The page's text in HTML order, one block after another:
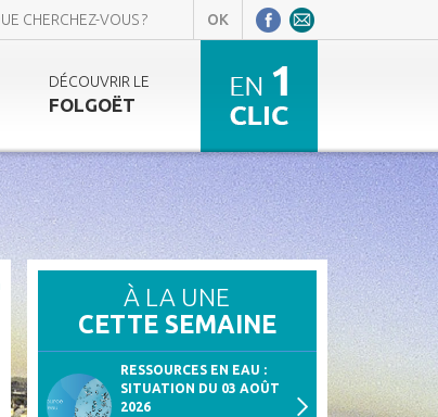
DÉCOUVRIR LE
FOLGOËT
À LA UNE
CETTE SEMAINE
RESSOURCES EN EAU :
SITUATION DU 03 AOÛT
2026